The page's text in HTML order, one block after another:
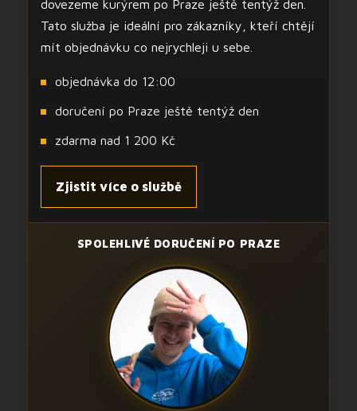
dovezeme kurýrem po Praze ještě tentýž den.
Tato služba je ideální pro zákazníky, kteří chtějí
mít objednávku co nejrychleji u sebe.
objednávka do 12:00
doručení po Praze ještě tentýž den
zdarma nad 1 200 Kč
Zjistit více o službě
SPOLEHLIVÉ DORUČENÍ PO PRAZE